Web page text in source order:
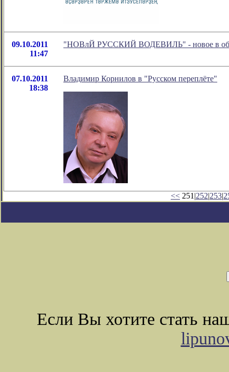
09.10.2011
11:47
"НОВлЙ РУССКИЙ ВОДЕВИЛЬ" - новое в
07.10.2011
18:38
Владимир Корнилов в "Русском переплёте"
<< 251|252|253|
Если Вы хотите стать